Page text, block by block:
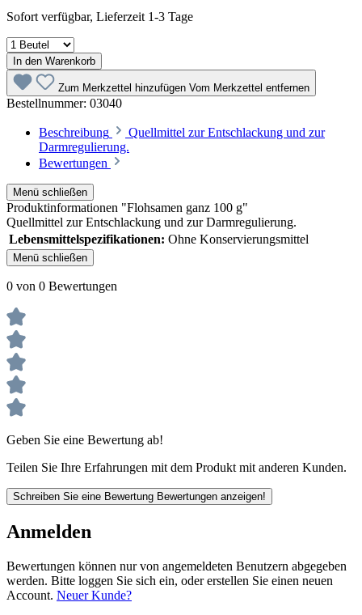
Sofort verfügbar, Lieferzeit 1-3 Tage
In den Warenkorb
Zum Merkzettel hinzufügen Vom Merkzettel entfernen
Bestellnummer: 03040
Beschreibung
Quellmittel zur Entschlackung und zur
Darmregulierung.
Bewertungen
Menü schließen
Produktinformationen "Flohsamen ganz 100 g"
Quellmittel zur Entschlackung und zur Darmregulierung.
Lebensmittelspezifikationen: Ohne Konservierungsmittel
Menü schließen
0 von 0 Bewertungen
Geben Sie eine Bewertung ab!
Teilen Sie Ihre Erfahrungen mit dem Produkt mit anderen Kunden.
Schreiben Sie eine Bewertung Bewertungen anzeigen!
Anmelden
Bewertungen können nur von angemeldeten Benutzern abgegeben
werden. Bitte loggen Sie sich ein, oder erstellen Sie einen neuen
Account. Neuer Kunde?